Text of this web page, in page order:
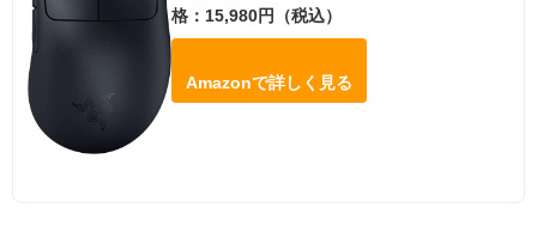
格：15,980円（税込）
Amazonで詳しく見る